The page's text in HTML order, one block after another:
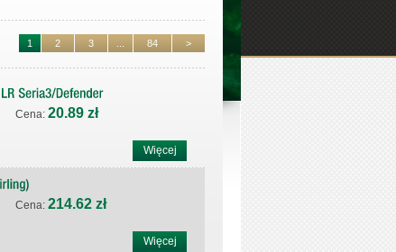
1 2 3 84 >
Cena: 20.89 zł
Więcej
Cena: 214.62 zł
Więcej